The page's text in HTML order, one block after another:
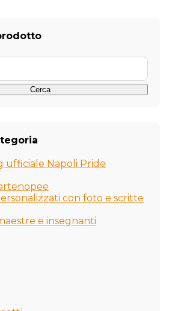
Cerca
ufficiale Napoli Pride
con foto e scritte
e insegnanti
154,99 €
essere
del
prodotto